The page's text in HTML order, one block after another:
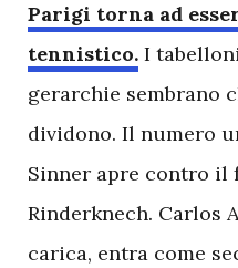
Parigi torna ad
tennistico. I
gerarchie sembrano
dividono. Il numero
Sinner apre contro il
Rinderknech. Carlos
carica, entra come